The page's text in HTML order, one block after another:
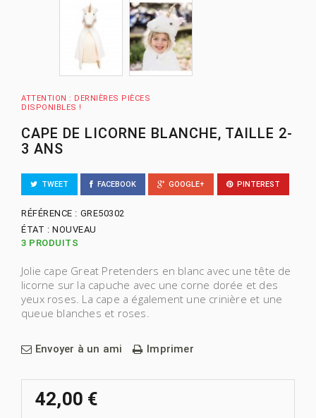
ATTENTION : DERNIÈRES PIÈCES
DISPONIBLES !
CAPE DE LICORNE BLANCHE, TAILLE 2-
3 ANS
TWEET FACEBOOK GOOGLE+ PINTEREST
RÉFÉRENCE : GRE50302
ÉTAT : NOUVEAU
3 PRODUITS
Jolie cape Great Pretenders en blanc avec une tête de
licorne sur la capuche avec une corne dorée et des
yeux roses. La cape a également une crinière et une
queue blanches et roses.
Envoyer à un ami Imprimer
42,00 €